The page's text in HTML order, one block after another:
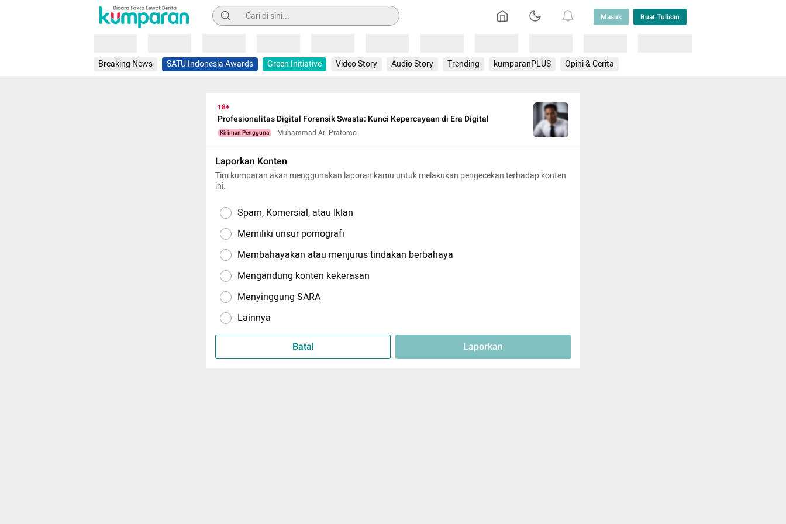
Pencarian Masuk Buat Tulisan
Breaking News SATU Indonesia Awards Green Initiative Video Story Audio Story Trending kumparanPLUS Opini & Cerita
18+
Profesionalitas Digital Forensik Swasta: Kunci Kepercayaan di Era Digital
Kiriman Pengguna Muhammad Ari Pratomo
Laporkan Konten
Tim kumparan akan menggunakan laporan kamu untuk melakukan pengecekan terhadap konten
ini.
Spam, Komersial, atau Iklan
Memiliki unsur pornografi
Membahayakan atau menjurus tindakan berbahaya
Mengandung konten kekerasan
Menyinggung SARA
Lainnya
Batal Laporkan